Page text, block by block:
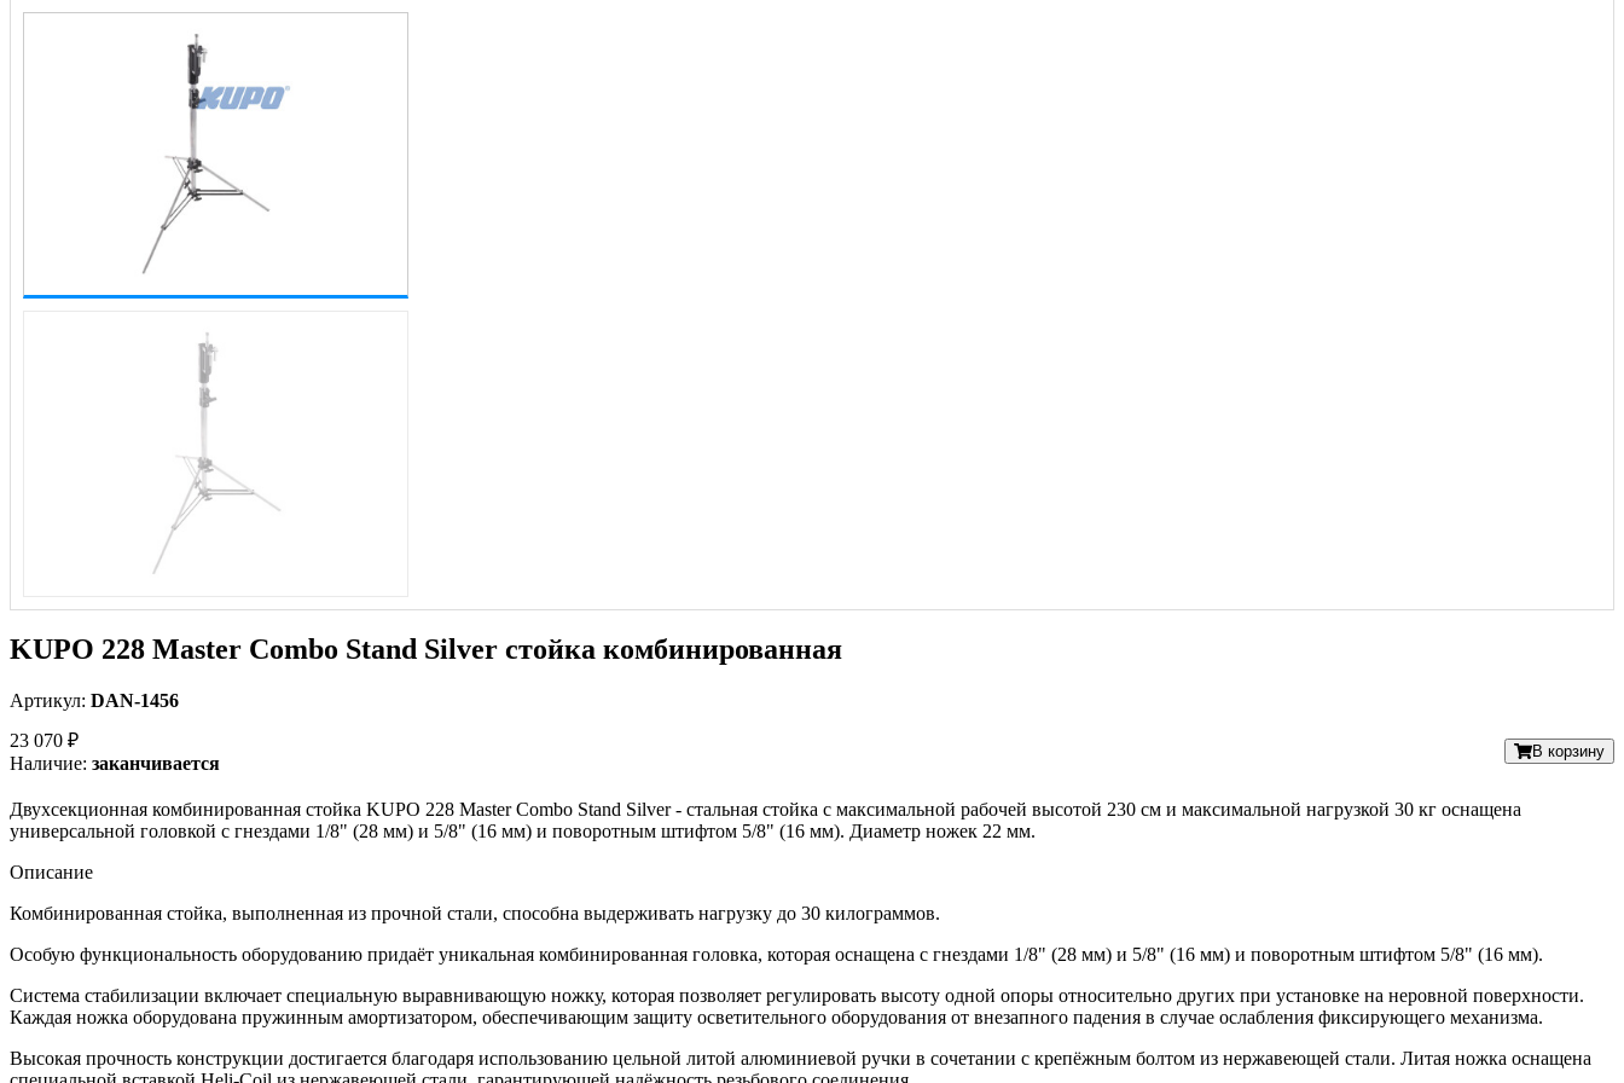
KUPO 228 Master Combo Stand Silver стойка комбинированная
Артикул: DAN-1456
23 070 ₽
Наличие: заканчивается
В корзину
Двухсекционная комбинированная стойка KUPO 228 Master Combo Stand Silver - стальная стойка с максимальной рабочей высотой 230 см и максимальной нагрузкой 30 кг оснащена
универсальной головкой с гнездами 1/8" (28 мм) и 5/8" (16 мм) и поворотным штифтом 5/8" (16 мм). Диаметр ножек 22 мм.
Описание
Комбинированная стойка, выполненная из прочной стали, способна выдерживать нагрузку до 30 килограммов.
Особую функциональность оборудованию придаёт уникальная комбинированная головка, которая оснащена с гнездами 1/8" (28 мм) и 5/8" (16 мм) и поворотным штифтом 5/8" (16 мм).
Система стабилизации включает специальную выравнивающую ножку, которая позволяет регулировать высоту одной опоры относительно других при установке на неровной поверхности.
Каждая ножка оборудована пружинным амортизатором, обеспечивающим защиту осветительного оборудования от внезапного падения в случае ослабления фиксирующего механизма.
Высокая прочность конструкции достигается благодаря использованию цельной литой алюминиевой ручки в сочетании с крепёжным болтом из нержавеющей стали. Литая ножка оснащена